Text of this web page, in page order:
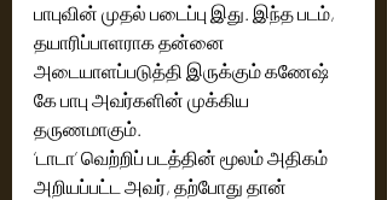
பாபுவின் முதல் படைப்பு இது. இந்த படம்,
தயாரிப்பாளராக தன்னை
அடையாளப்படுத்தி இருக்கும் கணேஷ்
கே பாபு அவர்களின் முக்கிய
தருணமாகும்.
‘டாடா’ வெற்றிப் படத்தின் மூலம் அதிகம்
அறியப்பட்ட அவர், தற்போது தான்